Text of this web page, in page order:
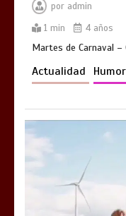
por admin
1 min
4 años
Martes de Carnaval –
Actualidad Humor